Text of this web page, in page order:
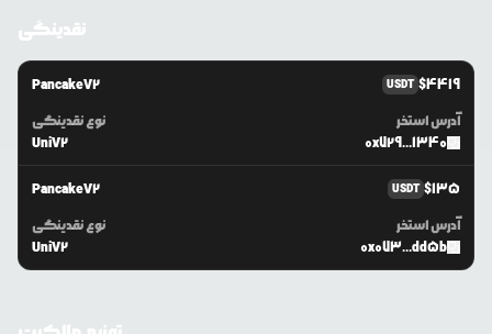
نقدینگی
PancakeV2 USDT $4419
نوع نقدینگی
UniV2
آدرس استخر
0x729...1340
PancakeV2 USDT $135
نوع نقدینگی
UniV2
آدرس استخر
0x073...dd5b